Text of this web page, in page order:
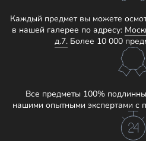
Каждый предмет вы можете
в нашей галерее по адресу:
д.7.Более 10 000
Все предметы 100%
нашими опытными экспертами с